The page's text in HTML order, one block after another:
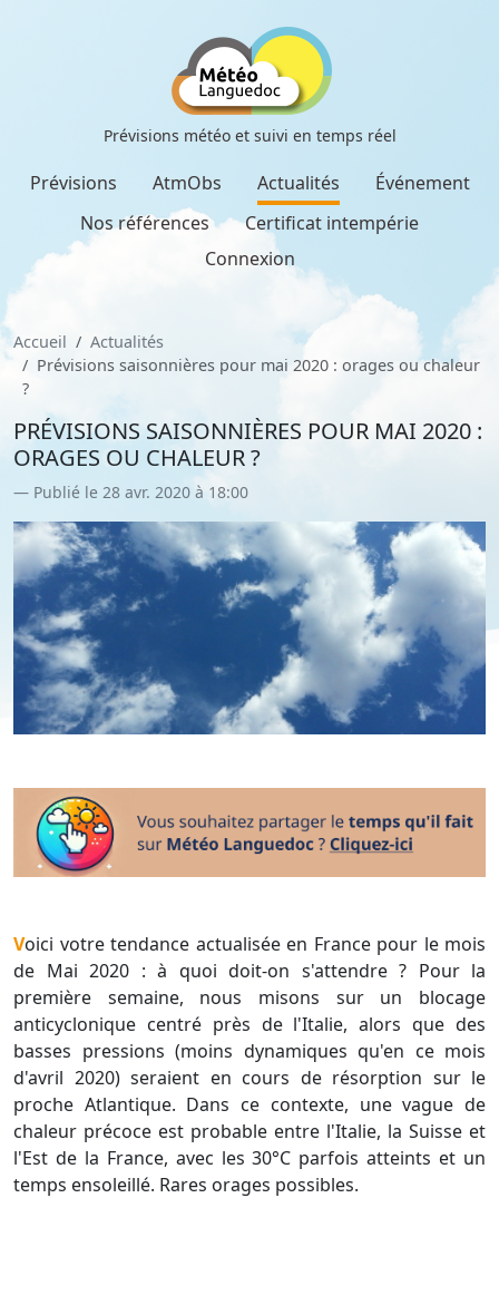
Prévisions météo et suivi en temps réel
Prévisions AtmObs Actualités
Événement
Nos références
Certificat intempérie
Connexion
Accueil
Actualités
Prévisions saisonnières pour mai 2020 : orages ou chaleur
?
PRÉVISIONS SAISONNIÈRES POUR MAI 2020 :
ORAGES OU CHALEUR ?
Publié le 28 avr. 2020 à 18:00
Voici votre tendance actualisée en France pour le mois
de Mai 2020 : à quoi doit-on s'attendre ? Pour la
première semaine, nous misons sur un blocage
anticyclonique centré près de l'Italie, alors que des
basses pressions (moins dynamiques qu'en ce mois
d'avril 2020) seraient en cours de résorption sur le
proche Atlantique. Dans ce contexte, une vague de
chaleur précoce est probable entre l'Italie, la Suisse et
l'Est de la France, avec les 30°C parfois atteints et un
temps ensoleillé. Rares orages possibles.